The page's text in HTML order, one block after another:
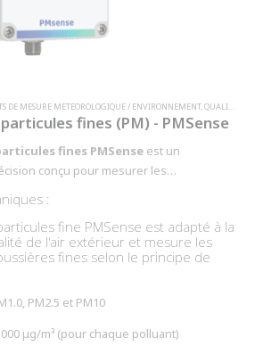
DE MESURE METEOROLOGIQUE / ENVIRONNEMENT,QUALITÉ DE L'AIR (CO2, CO, COV, PARTICULES, PM …)
fines (PM) - PMSense
fines PMSense est un
conçu pour mesurer les
laser, ce transmetteur de particules
de surveillance de la qualité de l'air
mesures fiables et conformes aux
:
fine PMSense est adapté à la
de l'air extérieur et mesure les
fines selon le principe de
PM2.5 et PM10
μg/m³ (pour chaque polluant)